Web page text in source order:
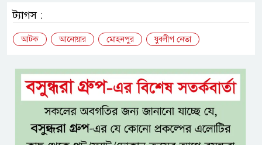
ট্যাগস :
আটক আনোয়ার মোহনপুর যুবলীগ নেতা